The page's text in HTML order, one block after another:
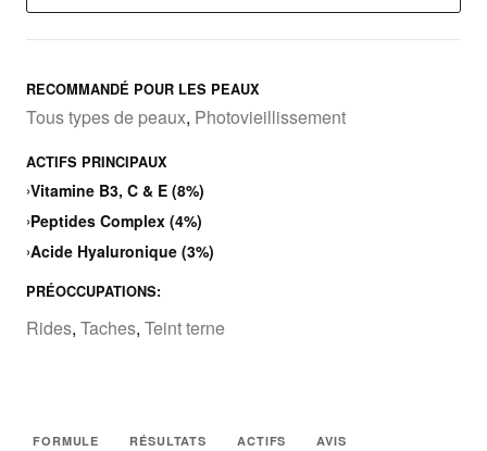
RECOMMANDÉ POUR LES PEAUX
Tous types de peaux, Photovieillissement
ACTIFS PRINCIPAUX
›Vitamine B3, C & E (8%)
›Peptides Complex (4%)
›Acide Hyaluronique (3%)
PRÉOCCUPATIONS:
Rides, Taches, Teint terne
FORMULE RÉSULTATS ACTIFS AVIS